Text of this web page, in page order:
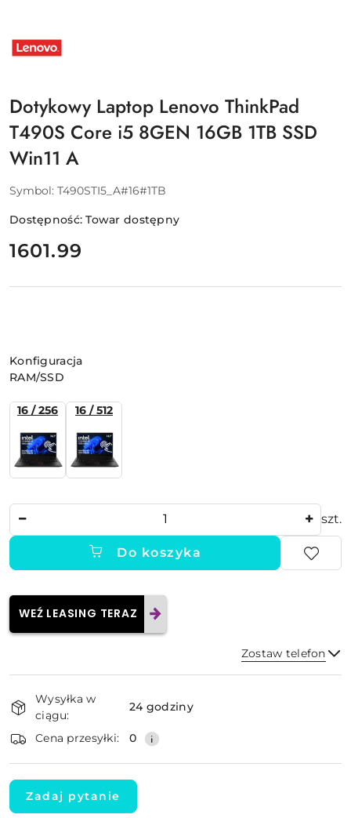
LENOVO
Dotykowy Laptop Lenovo ThinkPad
T490S Core i5 8GEN 16GB 1TB SSD
Win11 A
Symbol: T490STI5_A#16#1TB
Dostępność:Towar dostępny
cena:
1601.99
Wariant
Konfiguracja
RAM/SSD
16 / 256 16 / 512
szt.
Do koszyka
WEŹ LEASING TERAZ
Zostaw telefon
Dostępność
i
dostawa
Wysyłka w
ciągu:
24 godziny
Cena przesyłki: 0
Zadaj pytanie